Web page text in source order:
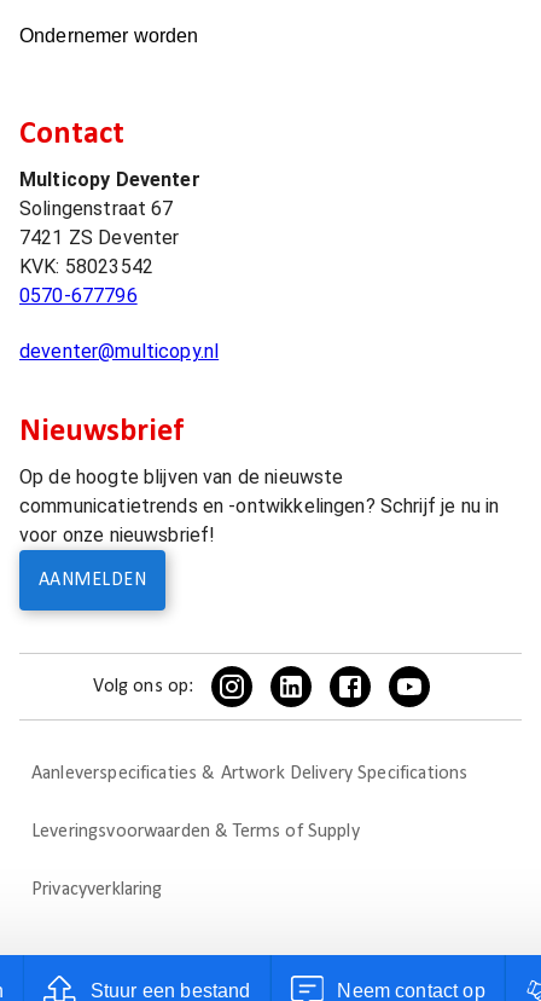
Stuur een bestand Neem contact op
Ondernemer worden
Contact
Multicopy Deventer
Solingenstraat 67
7421 ZS Deventer
KVK: 58023542
0570-677796
deventer@multicopy.nl
Nieuwsbrief
Op de hoogte blijven van de nieuwste
communicatietrends en -ontwikkelingen? Schrijf je nu in
voor onze nieuwsbrief!
AANMELDEN
Volg ons op:
Aanleverspecificaties & Artwork Delivery Specifications
Leveringsvoorwaarden & Terms of Supply
Privacyverklaring